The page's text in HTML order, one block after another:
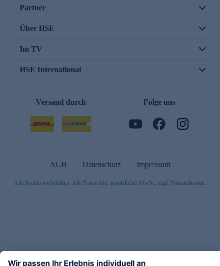
Partner
Über HSE
Im TV
HSE International
Versand durch Folge uns
AGB Datenschutz Impressum
Alle Rechte vorbehalten. Alle Preise inkl. gesetzlicher MwSt., zzgl. Versandkosten.